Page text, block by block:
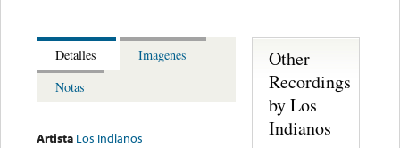
Detalles
Imagenes
Notas
Artista Los Indianos
Other
Recordings
by Los
Indianos